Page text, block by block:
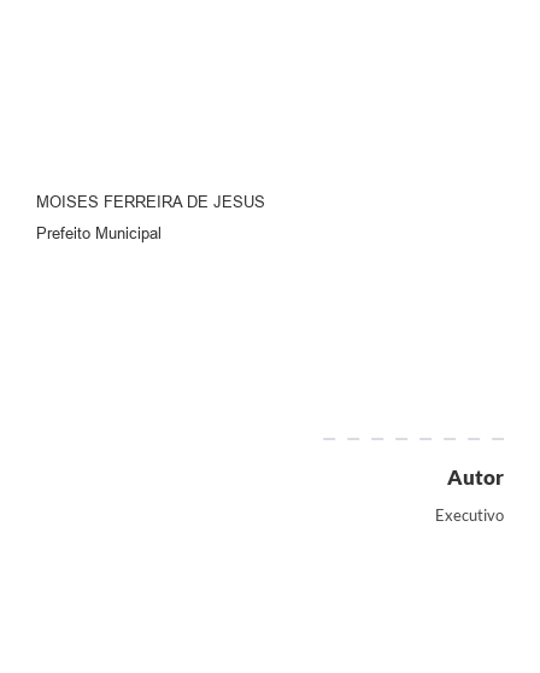
MOISES FERREIRA DE JESUS
Prefeito Municipal
Autor
Executivo